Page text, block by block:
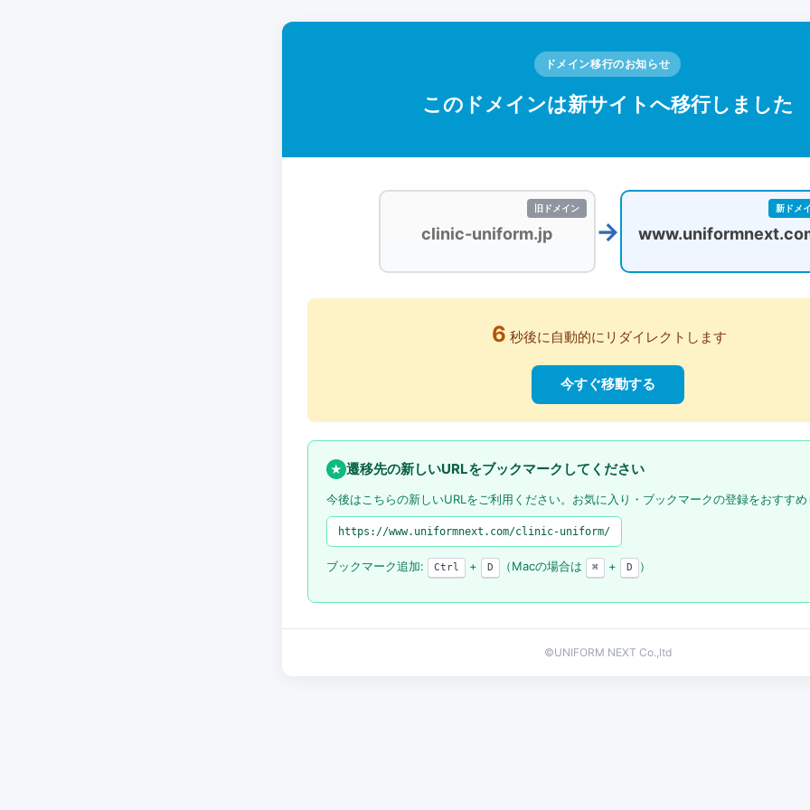
ドメイン移行のお知らせ
このドメインは新サイトへ移行しました
clinic-uniform.jp →
6 秒後に自動的にリダイレクトします
今すぐ移動する
★ 遷移先の新しいURLをブックマークしてください
今後はこちらの新しいURLをご利用ください。お気に入り・ブックマークの登録をおすす
https://www.uniformnext.com/clinic-uniform/
ブックマーク追加: Ctrl + D （Macの場合は ⌘ + D ）
©UNIFORM NEXT Co.,ltd